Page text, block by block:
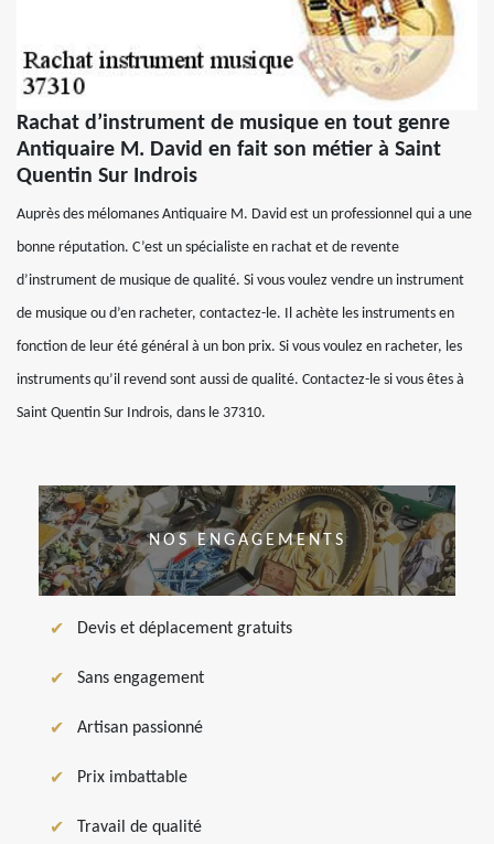
Rachat d’instrument de musique en tout genre
Antiquaire M. David en fait son métier à Saint
Quentin Sur Indrois
Auprès des mélomanes Antiquaire M. David est un professionnel qui a une
bonne réputation. C’est un spécialiste en rachat et de revente
d’instrument de musique de qualité. Si vous voulez vendre un instrument
de musique ou d’en racheter, contactez-le. Il achète les instruments en
fonction de leur été général à un bon prix. Si vous voulez en racheter, les
instruments qu’il revend sont aussi de qualité. Contactez-le si vous êtes à
Saint Quentin Sur Indrois, dans le 37310.
NOS ENGAGEMENTS
Devis et déplacement gratuits
Sans engagement
Artisan passionné
Prix imbattable
Travail de qualité